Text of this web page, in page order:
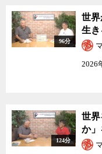
因である少子化対策も、
ここまで沈みかけた日
させるのは容易なことで
少し展望を持てる国にし
よくないだろうか。
しかし、1人では長くは
96分
世
生
2026
124分
世
か」